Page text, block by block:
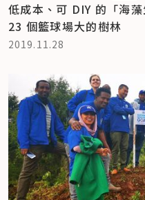
低成本、可 DIY 的「海
23 個籃球場大的樹林
2019.11.28